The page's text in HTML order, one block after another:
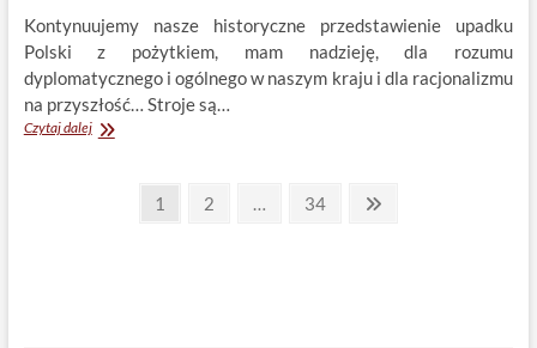
Kontynuujemy nasze historyczne przedstawienie upadku
Polski z pożytkiem, mam nadzieję, dla rozumu
dyplomatycznego i ogólnego w naszym kraju i dla racjonalizmu
na przyszłość… Stroje są…
Czytaj dalejUpadek
Stronicowanie
Page
1 Page
2 … Page
34
Next